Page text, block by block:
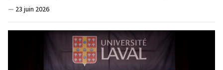
— 23 juin 2026